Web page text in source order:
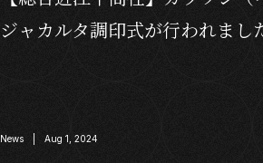
ジャカルタ調印式が行われまし
News | Aug 1, 2024